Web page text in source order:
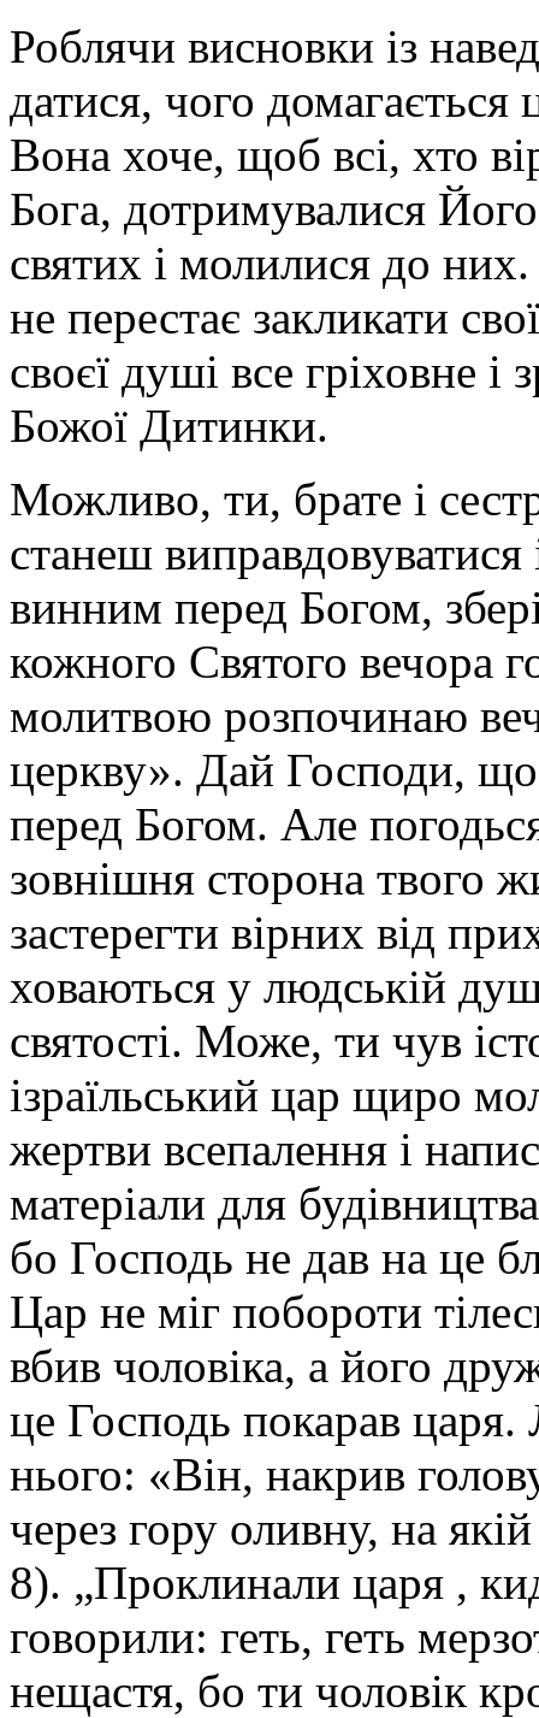
Роблячи висновки із
датися, чого домагається
Вона хоче, щоб всі, хто
Бога, дотри­мувалися
святих і молили­ся до
не перестає закликати
своєї душі все гріховне
Божої Дитинки.
Можливо, ти, брате і
станеш
винним перед Богом,
кожного Святого вечора
молитвою розпочинаю
церкву». Дай Господи,
перед Богом. Але
зовнішня сторо­на твого
застерегти вірних від
ховаються у людській
святості. Може, ти чув
ізраїльський цар щиро
жертви всепалення і
матеріали для
бо Господь не дав на це
Цар не міг побороти
вбив чоловіка, а його
це Господь покарав
нього: «Він, накрив
через гору оливну, на
8). „Проклинали царя ,
говорили: геть, геть
нещастя, бо ти чоловік